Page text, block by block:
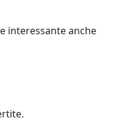
interessante anche